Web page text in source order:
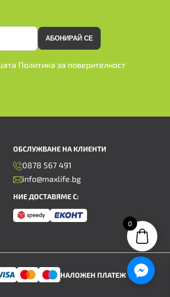
АБОНИРАЙ СЕ
Политика за поверителност
ОБСЛУЖВАНЕ НА КЛИЕНТИ
0878 567 491
info@maxlife.bg
НИЕ ДОСТАВЯМЕ С:
НАЛОЖЕН ПЛАТЕЖ
0